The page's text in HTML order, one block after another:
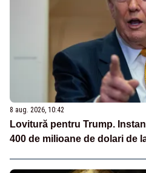
8 aug. 2026, 10:42
Lovitură pentru Trump.
400 de milioane de dolari de